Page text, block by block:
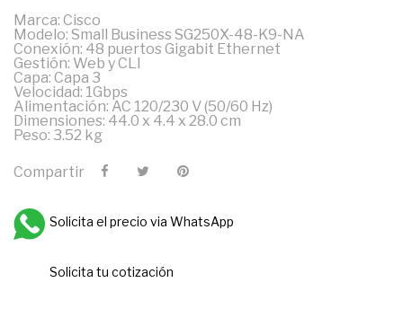
Marca: Cisco
Modelo: Small Business SG250X-48-K9-NA
Conexión: 48 puertos Gigabit Ethernet
Gestión: Web y CLI
Capa: Capa 3
Velocidad: 1Gbps
Alimentación: AC 120/230 V (50/60 Hz)
Dimensiones: 44.0 x 4.4 x 28.0 cm
Peso: 3.52 kg
Compartir
Solicita el precio via WhatsApp
Solicita tu cotización